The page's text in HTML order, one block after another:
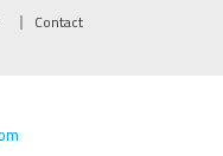
Contact